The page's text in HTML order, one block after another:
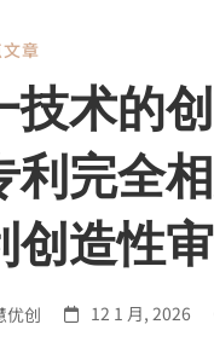
章
技术的
利完全
创造性
优创 12 1 月, 2026